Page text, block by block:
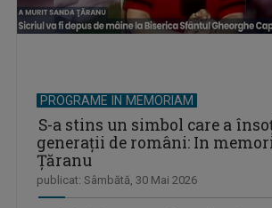
PROGRAME IN MEMORIAM
S-a stins un simbol care a
generații de români: In
Țăranu
publicat: Sâmbătă, 30 Mai 2026